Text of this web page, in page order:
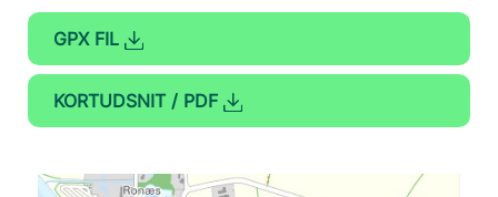
GPX FIL
KORTUDSNIT / PDF